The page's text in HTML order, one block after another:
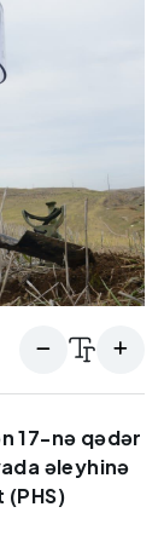
17-nə qədər
əleyhinə